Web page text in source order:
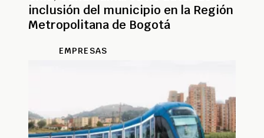
inclusión del municipio en la Región
Metropolitana de Bogotá
EMPRESAS